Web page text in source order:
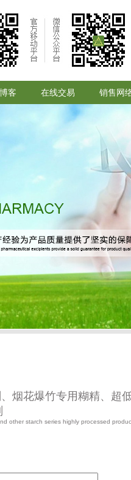
客 在线交易 销售网
烟花爆竹专用糊精、超
other starch series highly processed